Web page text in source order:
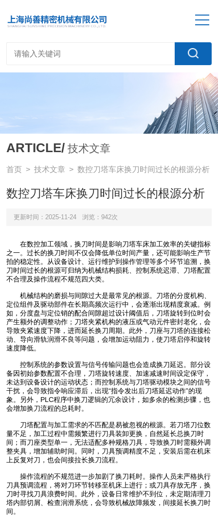
ARTICLE/ 技术文章
首页 >技术文章 > 数控刀塔车床换刀时间过长的根源分析
数控刀塔车床换刀时间过长的根源分析
更新时间：2025-11-24 浏览：942次
在数控加工领域，换刀时间是影响刀塔车床加工效率的关键指标
之一。过长的换刀时间不仅会降低单位时间产量，还可能影响生产节
拍的稳定性。从设备设计、运行维护到操作管理等多个环节追溯，换
刀时间过长的根源可归纳为机械结构损耗、控制系统迟滞、刀塔配置
不合理及操作流程不规范四大类。
机械结构的磨损与间隙过大是最常见的根源。刀塔的分度机构、
定位组件及驱动部件在长期高频次运行中，会逐渐出现精度衰减。例
如，分度盘与定位销的配合间隙超过设计阈值后，刀塔旋转到位时会
产生额外的调整动作；刀塔夹紧机构的液压或气动元件密封老化，会
导致夹紧速度下降，进而延长换刀周期。此外，刀座与刀塔的连接松
动、导向滑轨润滑不良等问题，会增加运动阻力，使刀塔启停和旋转
速度降低。
控制系统的参数设置与信号传输问题也会造成换刀延迟。部分设
备因初始参数配置不合理，刀塔旋转速度、加速减速时间设定保守，
未达到设备设计的运动状态；而控制系统与刀塔驱动模块之间的信号
干扰，会导致指令响应滞后，出现“指令发出后刀塔延迟动作”的现
象。另外，PLC程序中换刀逻辑的冗余设计，如多余的检测步骤，也
会增加换刀流程的总耗时。
刀塔配置与加工需求的不匹配是易被忽视的根源。若刀塔刀位数
量不足，加工过程中需频繁进行刀具装卸更换，自然延长总换刀时
间；而刀座类型单一，无法适配多种规格刀具，导致换刀时需额外调
整夹具，增加辅助时间。同时，刀具预调精度不足，安装后需在机床
上反复对刀，也会间接拉长换刀流程。
操作流程的不规范进一步加剧了换刀耗时。操作人员未严格执行
刀具预调流程，将对刀环节转移至机床上进行；或刀具存放无序，换
刀时寻找刀具浪费时间。此外，设备日常维护不到位，未定期清理刀
塔内部切屑、检查润滑系统，会导致机械故障频发，间接延长换刀时
间。